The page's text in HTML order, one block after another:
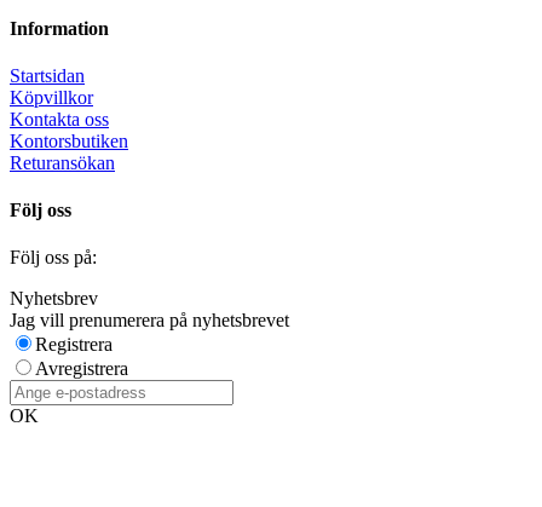
Information
Startsidan
Köpvillkor
Kontakta oss
Kontorsbutiken
Returansökan
Följ oss
Följ oss på:
Nyhetsbrev
Jag vill prenumerera på nyhetsbrevet
Registrera
Avregistrera
OK